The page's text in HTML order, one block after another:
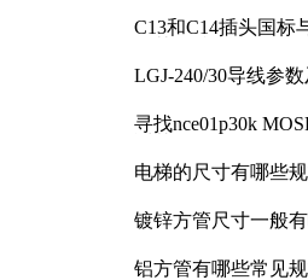
C13和C14插头国标
LGJ-240/30导线参
寻找nce01p30k
电梯的尺寸有哪些
镀锌方管尺寸一般
铝方管有哪些常见